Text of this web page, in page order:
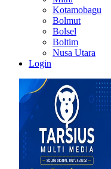
Kotamobagu
Bolmut
Bolsel
Boltim
Nusa Utara
Login